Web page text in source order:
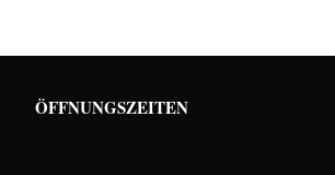
ÖFFNUNGSZEITEN